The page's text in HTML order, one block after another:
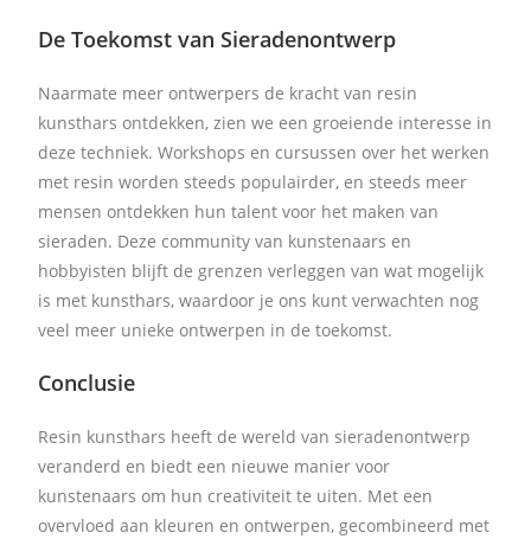
De Toekomst van Sieradenontwerp
Naarmate meer ontwerpers de kracht van resin
kunsthars ontdekken, zien we een groeiende interesse in
deze techniek. Workshops en cursussen over het werken
met resin worden steeds populairder, en steeds meer
mensen ontdekken hun talent voor het maken van
sieraden. Deze community van kunstenaars en
hobbyisten blijft de grenzen verleggen van wat mogelijk
is met kunsthars, waardoor je ons kunt verwachten nog
veel meer unieke ontwerpen in de toekomst.
Conclusie
Resin kunsthars heeft de wereld van sieradenontwerp
veranderd en biedt een nieuwe manier voor
kunstenaars om hun creativiteit te uiten. Met een
overvloed aan kleuren en ontwerpen, gecombineerd met